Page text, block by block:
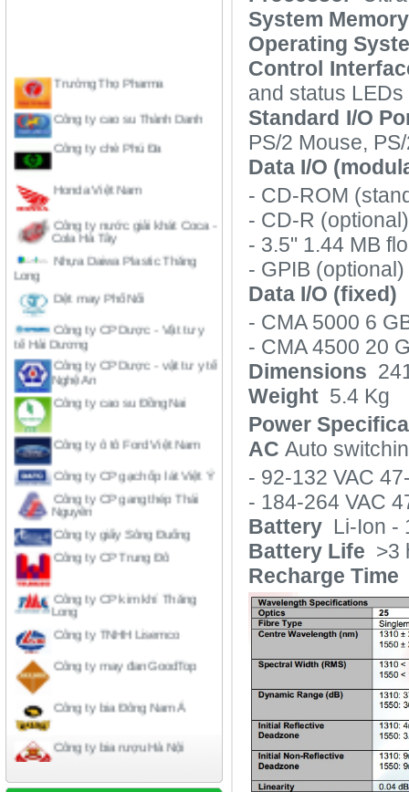
Công ty chè Phú Đa
Honda Việt Nam
Cola Hà Tây
Nhựa Daiwa Plastic Thăng
Long
Công ty CP Dược - Vật tư y
tế Hải Dương
Công ty CP Dược - vật tư y tế
Nghệ An
Công ty cao su Đồng Nai
Công ty CP gạch ốp lát Việt Ý
Công ty CP gang thép Thái
Nguyên
Công ty giấy Sông Đuống
Công ty CP Trung Đô
Công ty CP kim khí Thăng
Long
Công ty TNHH Lisemco
Công ty may đan GoodTop
Công ty liên doanh American-
home
System
Operating
Control
and status LEDs
Standard I/O
PS/2 Mouse,
Data I/O
- CD-ROM
- CD-R (optional)
- 3.5" 1.44 MB
- GPIB (optional)
Data I/O (fixed)
- CMA 5000 6
- CMA 4500 20
Dimensions
Weight 5.4 Kg
Power
AC Auto
- 92-132 VAC
- 184-264 VAC
Battery Li-Ion -
Battery Life >3
Recharge Time